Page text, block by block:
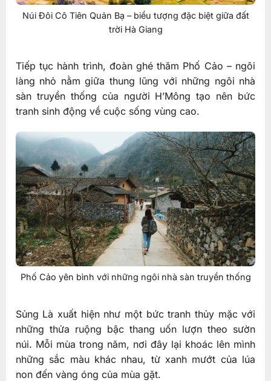
Núi Đôi Cô Tiên Quản Bạ – biểu tượng đặc biệt giữa đất
trời Hà Giang
Tiếp tục hành trình, đoàn ghé thăm Phố Cảo – ngôi
làng nhỏ nằm giữa thung lũng với những ngôi nhà
sàn truyền thống của người H’Mông tạo nên bức
tranh sinh động về cuộc sống vùng cao.
Phố Cảo yên bình với những ngôi nhà sàn truyền thống
Sủng Là xuất hiện như một bức tranh thủy mặc với
những thửa ruộng bậc thang uốn lượn theo sườn
núi. Mỗi mùa trong năm, nơi đây lại khoác lên mình
những sắc màu khác nhau, từ xanh mướt của lúa
non đến vàng óng của mùa gặt.